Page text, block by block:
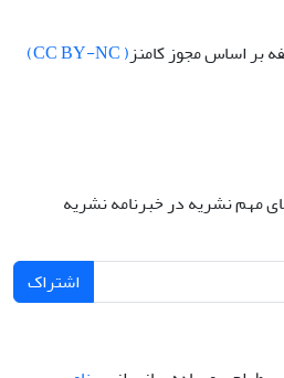
بر اساس مجوز کامنز( CC BY-NC)
مهم نشریه در خبرنامه نشریه
اشتراک